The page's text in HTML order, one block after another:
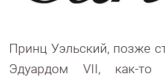
Принц Уэльский, позже
Эдуардом VII, как-то